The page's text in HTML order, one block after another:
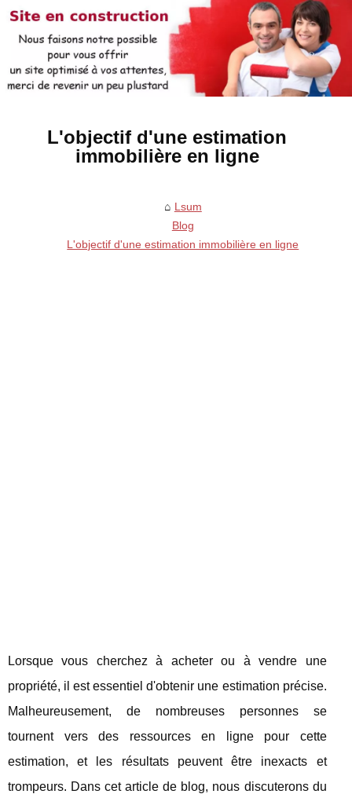
L'objectif d'une estimation
immobilière en ligne
Lsum
Blog
L'objectif d'une estimation immobilière en ligne
Lorsque vous cherchez à acheter ou à vendre une
propriété, il est essentiel d'obtenir une estimation précise.
Malheureusement, de nombreuses personnes se
tournent vers des ressources en ligne pour cette
estimation, et les résultats peuvent être inexacts et
trompeurs. Dans cet article de blog, nous discuterons du